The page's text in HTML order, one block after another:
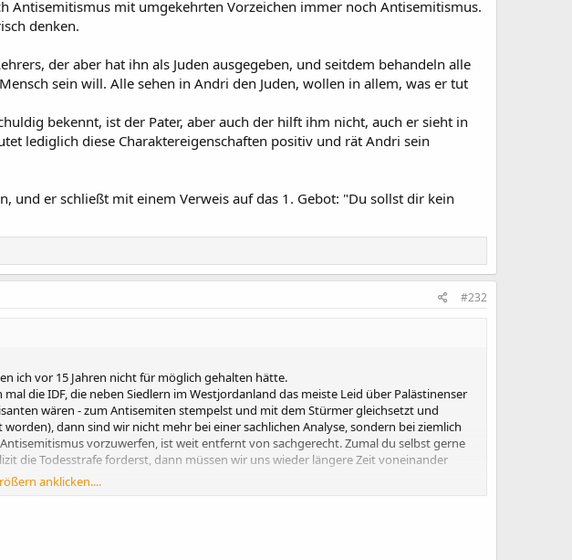
Antisemitismus mit umgekehrten Vorzeichen immer noch Antisemitismus.
denken.
der aber hat ihn als Juden ausgegeben, und seitdem behandeln alle
sein will. Alle sehen in Andri den Juden, wollen in allem, was er tut
bekennt, ist der Pater, aber auch der hilft ihm nicht, auch er sieht in
lediglich diese Charaktereigenschaften positiv und rät Andri sein
und er schließt mit einem Verweis auf das 1. Gebot: "Du sollst dir kein
#232
ich vor 15 Jahren nicht für möglich gehalten hätte.
die IDF, die neben Siedlern im Westjordanland das meiste Leid über Palästinenser
wären - zum Antisemiten stempelst und mit dem Stürmer gleichsetzt und
dann sind wir nicht mehr bei einer sachlichen Analyse, sondern bei ziemlich
vorzuwerfen, ist weit entfernt von sachgerecht. Zumal du selbst gerne
die Todesstrafe forderst, dann müssen wir uns wieder längere Zeit voneinander
anklicken....